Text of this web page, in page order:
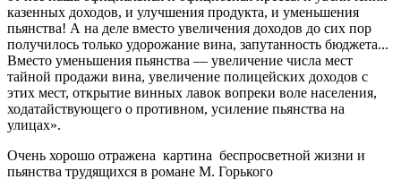
казенных доходов, и улучшения продукта, и уменьшения
пьянства! А на деле вместо увеличения доходов до сих пор
получилось только удорожание вина, запутанность бюджета...
Вместо уменьшения пьянства — увеличение числа мест
тайной продажи вина, увеличение полицейских доходов с
этих мест, открытие винных лавок вопреки воле населения,
ходатайствующего о противном, усиление пьянства на
улицах».
Очень хорошо отражена картина беспросветной жизни и
пьянства трудящихся в романе М. Горького